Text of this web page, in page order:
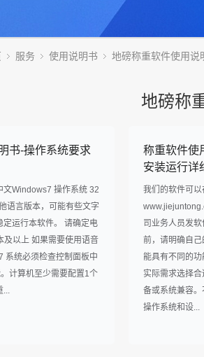
服务 使用说明书 地磅称重软件使用说
地磅称
书-操作系统要求
文Windows7 操作系统 32
语言版本，可能有些文字
定运行本软件。 请确定电
及以上 如果需要使用语音
系统必须检查控制面板中
计算机至少需要配置1个
...
称重软件使
安装运行详
我们的软件可
司业务人员发
前，请明确自
能具有不同的
实际需求选择
备或系统兼容
操作系统和设...